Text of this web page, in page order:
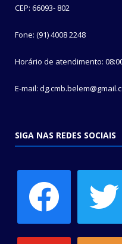
CEP: 66093- 802
Fone: (91) 4008 2248
Horário de atendimento:
E-mail:
SIGA NAS REDES SOCIAIS